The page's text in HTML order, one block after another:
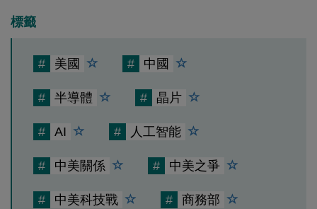
標籤
# 美國 # 中國
# 半導體 # 晶片
# AI # 人工智能
# 中美關係 # 中美之爭
# 中美科技戰 # 商務部